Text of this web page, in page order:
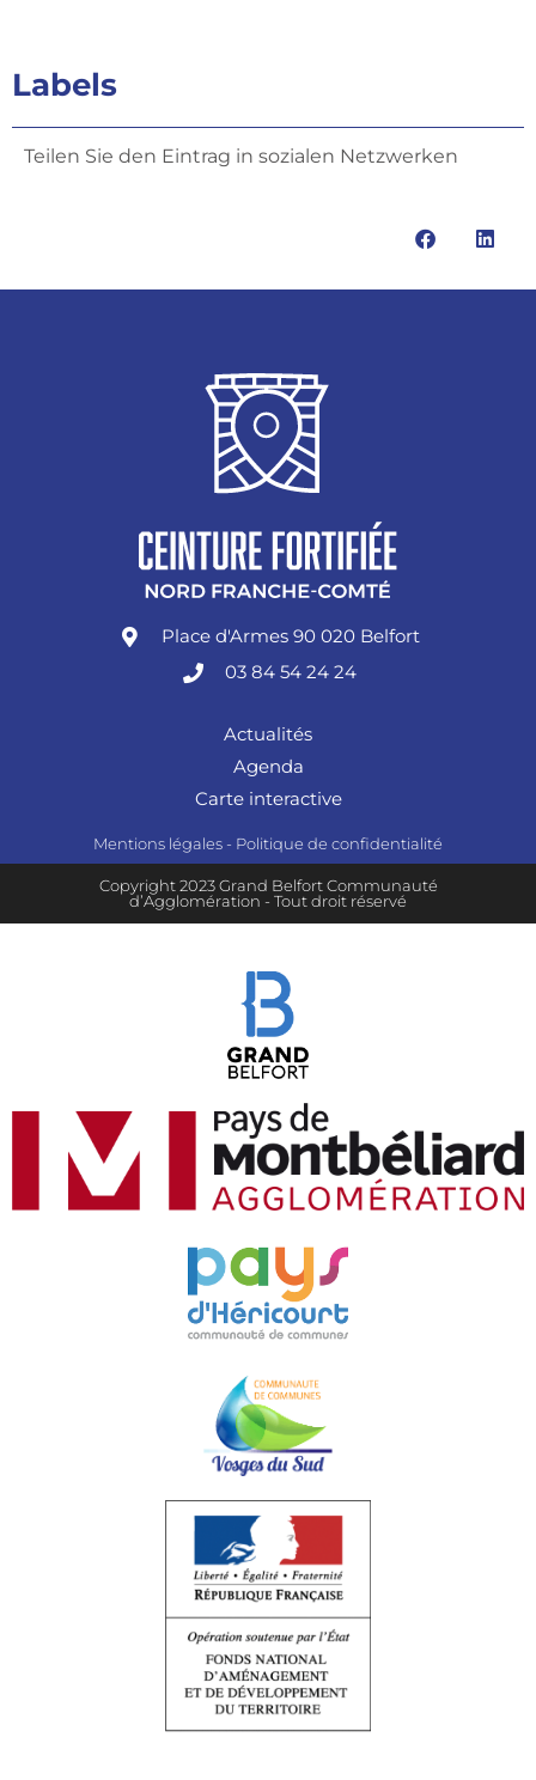
Labels
Teilen Sie den Eintrag in sozialen Netzwerken
Place d'Armes 90 020 Belfort
03 84 54 24 24
Actualités
Agenda
Carte interactive
Mentions légales - Politique de confidentialité
Copyright 2023 Grand Belfort Communauté
d’Agglomération - Tout droit réservé